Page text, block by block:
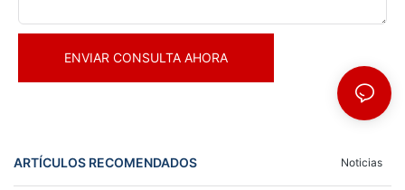
ENVIAR CONSULTA AHORA
ARTÍCULOS RECOMENDADOS Noticias